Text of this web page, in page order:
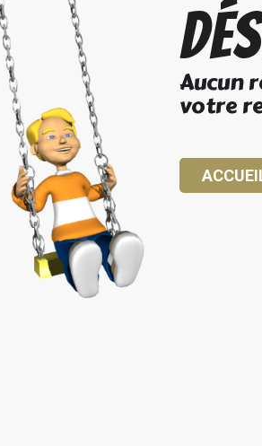
Aucun
votre